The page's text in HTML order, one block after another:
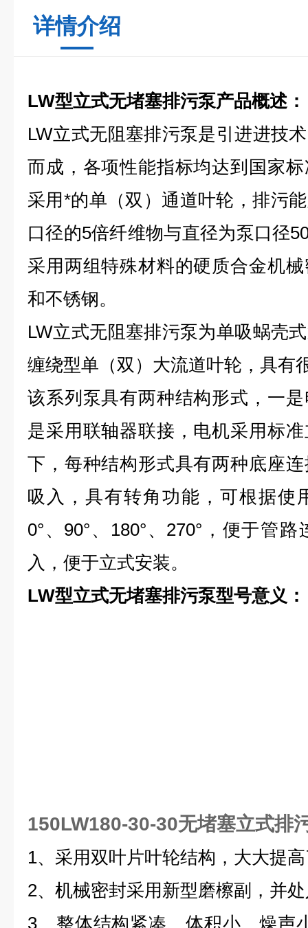
详情介绍
LW型立式无堵塞排污泵产品概述：
LW立式无阻塞排污泵是引进进技
而成，各项性能指标均达到国家
采用*的单（双）通道叶轮，排污
口径的5倍纤维物与直径为泵口径
采用两组特殊材料的硬质合金机
和不锈钢。
LW立式无阻塞排污泵为单吸蜗壳
缠绕型单（双）大流道叶轮，具有
该系列泵具有两种结构形式，一
是采用联轴器联接，电机采用标
下，每种结构形式具有两种底座
吸入，具有转角功能，可根据使
0°、90°、180°、270°，便于管
入，便于立式安装。
LW型立式无堵塞排污泵型号意义：
150LW180-30-30无堵塞立式排
1、采用双叶片叶轮结构，大大提
2、机械密封采用新型磨檫副，并
3、整体结构紧凑、体积小、燥声